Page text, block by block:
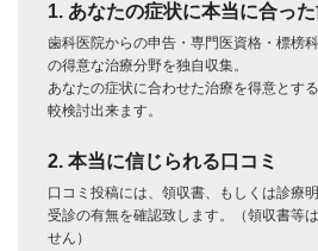
1. あなたの症状に本当に合っ
歯科医院からの申告・専門医資格・標榜
の得意な治療分野を独自収集。
あなたの症状に合わせた治療を得意とす
較検討出来ます。
2. 本当に信じられる口コミ
口コミ投稿には、領収書、もしくは診療
受診の有無を確認致します。（領収書等
せん）